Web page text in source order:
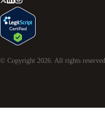
© Copyright 2026 . All rights reserved.